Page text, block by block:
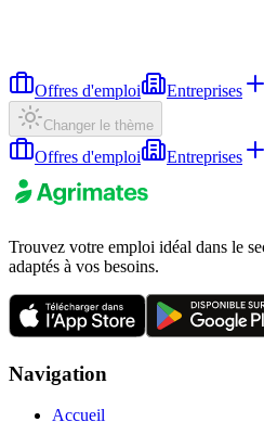
Offres d'emploi Entreprises
Changer le thème
Offres d'emploi Entreprises
Trouvez votre emploi idéal dans le
adaptés à vos besoins.
Navigation
Accueil